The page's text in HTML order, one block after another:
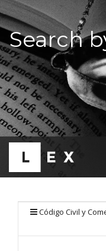
Search
Código Civil y